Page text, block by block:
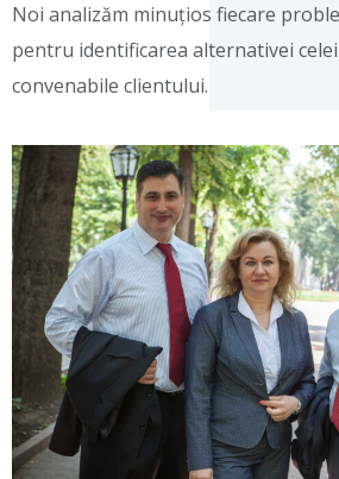
Noi analizăm minuțios fiecare
pentru identificarea alternativei
convenabile clientului.